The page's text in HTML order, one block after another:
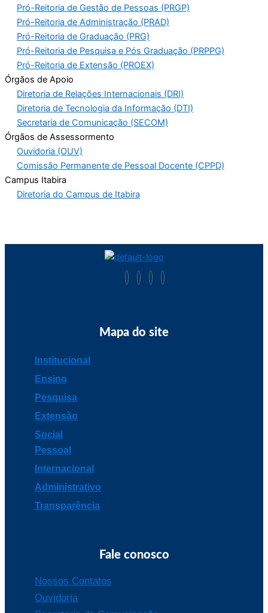
Pró-Reitoria de Gestão de Pessoas (PRGP)
Pró-Reitoria de Administração (PRAD)
Pró-Reitoria de Graduação (PRG)
Pró-Reitoria de Pesquisa e Pós Graduação (PRPPG)
Pró-Reitoria de Extensão (PROEX)
Órgãos de Apoio
Diretoria de Relações Internacionais (DRI)
Diretoria de Tecnologia da Informação (DTI)
Secretaria de Comunicação (SECOM)
Órgãos de Assessormento
Ouvidoria (OUV)
Comissão Permanente de Pessoal Docente (CPPD)
Campus Itabira
Diretoria do Campus de Itabira
Mapa do site
Institucional
Ensino
Pesquisa
Extensão
Social
Pessoal
Internacional
Administrativo
Transparência
Fale conosco
Nossos Contatos
Ouvidoria